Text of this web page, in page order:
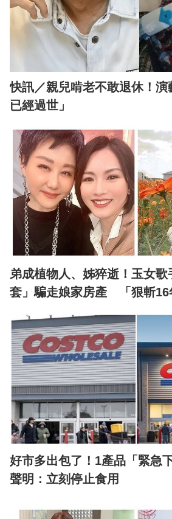
快訊／親兒啃老不敢退休！演
已經過世」
弟成植物人、姊猝逝！玉女
套」騙走娘家房產 「狠斬16
好市多出包了！1產品「緊急
聲明：立刻停止食用